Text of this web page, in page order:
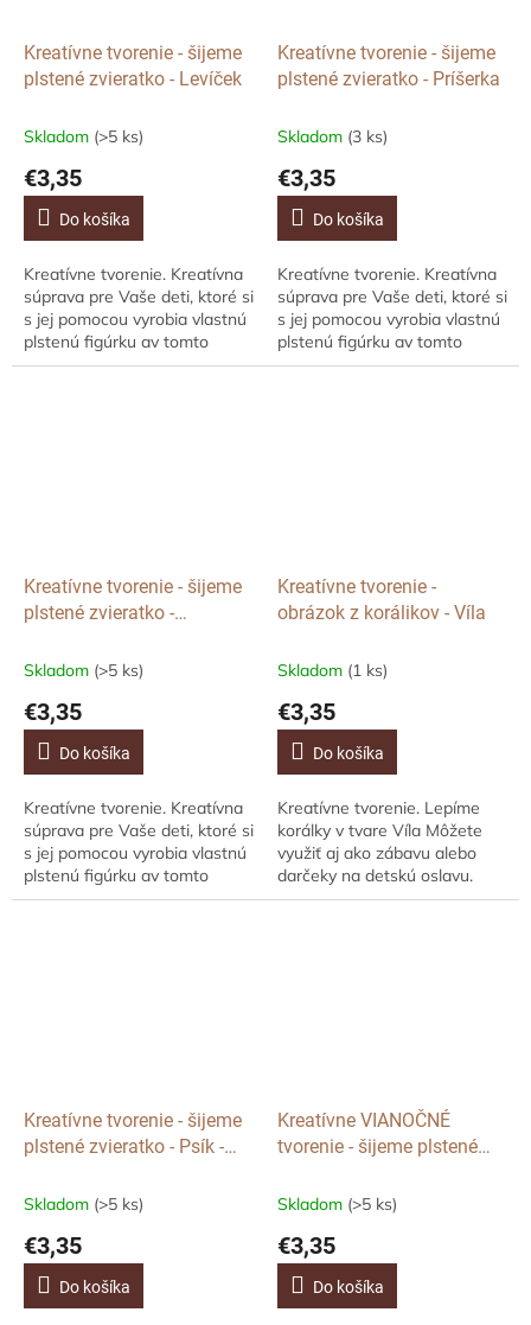
Kreatívne tvorenie - šijeme
plstené zvieratko - Levíček
Skladom (>5 ks)
€3,35
Do košíka
Kreatívne tvorenie. Kreatívna
súprava pre Vaše deti, ktoré si
s jej pomocou vyrobia vlastnú
plstenú figúrku av tomto
prípade ide o milého levíčka.
Kreatívne tvorenie - šijeme
plstené zvieratko - Príšerka
Skladom (3 ks)
€3,35
Do košíka
Kreatívne tvorenie. Kreatívna
súprava pre Vaše deti, ktoré si
s jej pomocou vyrobia vlastnú
plstenú figúrku av tomto
prípade ide o roztomilú
Kreatívne tvorenie - šijeme
plstené zvieratko -
Skladom (>5 ks)
€3,35
Do košíka
Kreatívne tvorenie. Kreatívna
súprava pre Vaše deti, ktoré si
s jej pomocou vyrobia vlastnú
plstenú figúrku av tomto
prípade ide o roztomilé
Kreatívne tvorenie -
obrázok z korálikov - Víla
Skladom (1 ks)
€3,35
Do košíka
Kreatívne tvorenie. Lepíme
korálky v tvare Víla Môžete
využiť aj ako zábavu alebo
darčeky na detskú oslavu.
Kreatívna súprava obsahuje:-
Kreatívne tvorenie - šijeme
plstené zvieratko - Psík -
Skladom (>5 ks)
€3,35
Do košíka
Kreatívne VIANOČNÉ
tvorenie - šijeme plstené
Skladom (>5 ks)
€3,35
Do košíka